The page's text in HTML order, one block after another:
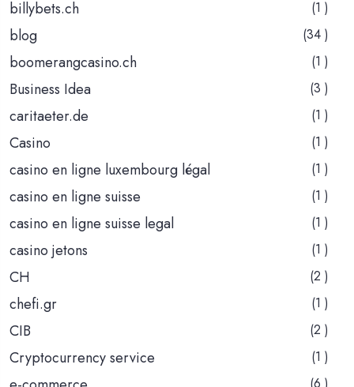
billybets.ch (1 )
blog (34 )
boomerangcasino.ch (1 )
Business Idea (3 )
caritaeter.de (1 )
Casino (1 )
casino en ligne luxembourg légal (1 )
casino en ligne suisse (1 )
casino en ligne suisse legal (1 )
casino jetons (1 )
CH (2 )
chefi.gr (1 )
CIB (2 )
Cryptocurrency service (1 )